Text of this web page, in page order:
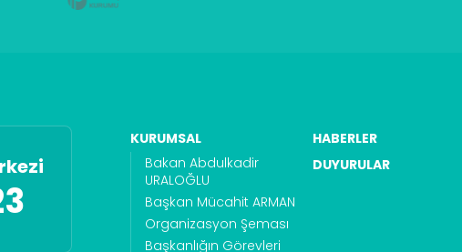
KURUMSAL
Bakan Abdulkadir
URALOĞLU
Başkan Mücahit ARMAN
Organizasyon Şeması
Başkanlığın Görevleri
HABERLER
DUYURULAR